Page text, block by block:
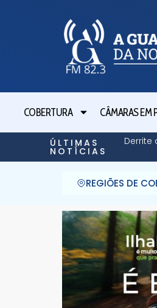
COBERTURA CÂMARAS EM
ÚLTIMAS
NOTÍCIAS
REGIÕES DE